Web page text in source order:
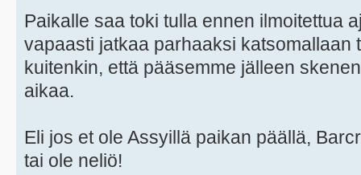
Paikalle saa toki tulla ennen ilmoitettua
vapaasti jatkaa parhaaksi katsomallaan
kuitenkin, että pääsemme jälleen
aikaa.
Eli jos et ole Assyillä paikan päällä,
tai ole neliö!